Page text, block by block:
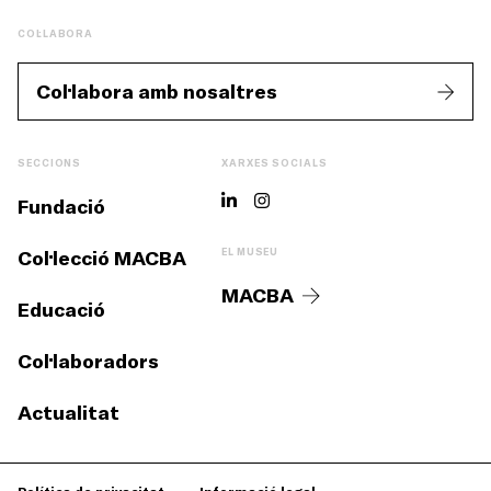
COL·LABORA
Col·labora amb nosaltres
SECCIONS
Fundació
Col·lecció MACBA
Educació
Col·laboradors
Actualitat
XARXES SOCIALS
EL MUSEU
MACBA